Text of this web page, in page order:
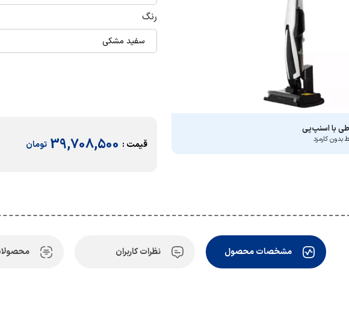
با اسنپ‌پی
کارمزد
رنگ
سفید مشکی
قیمت : 39,708,500 تومان
مشخصات محصول نظرات کاربران